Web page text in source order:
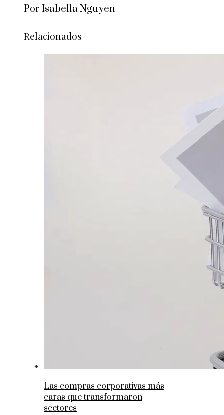
Por Isabella Nguyen
Relacionados
Las compras corporativas más
caras que transformaron
sectores